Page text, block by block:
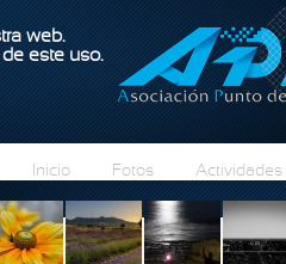
web.
este uso.
Pasar al contenido principal
Inicio Fotos Actividades